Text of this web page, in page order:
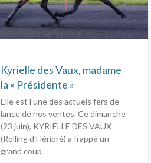
Kyrielle des Vaux, madame
la « Présidente »
Elle est l’une des actuels fers de
lance de nos ventes. Ce dimanche
(23 juin), KYRIELLE DES VAUX
(Rolling d’Héripré) a frappé un
grand coup